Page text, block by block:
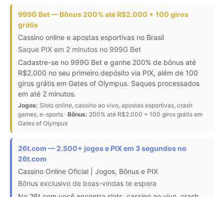
999G Bet — Bônus 200% até R$2.000 + 100 giros
grátis
Cassino online e apostas esportivas no Brasil
Saque PIX em 2 minutos no 999G Bet
Cadastre-se no 999G Bet e ganhe 200% de bônus até
R$2.000 no seu primeiro depósito via PIX, além de 100
giros grátis em Gates of Olympus. Saques processados
em até 2 minutos.
Jogos: Slots online, cassino ao vivo, apostas esportivas, crash
games, e-sports · Bônus: 200% até R$2.000 + 100 giros grátis em
Gates of Olympus
26t.com — 2.500+ jogos e PIX em 3 segundos no
26t.com
Cassino Online Oficial | Jogos, Bônus e PIX
Bônus exclusivo de boas-vindas te espera